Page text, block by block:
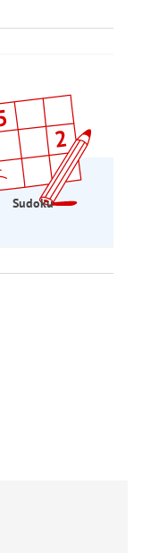
Sudoku